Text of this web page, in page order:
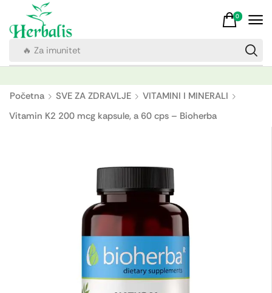
🔥 Za imunitet
0
Početna SVE ZA ZDRAVLJE
VITAMINI I MINERALI
Vitamin K2 200 mcg kapsule, a 60 cps – Bioherba